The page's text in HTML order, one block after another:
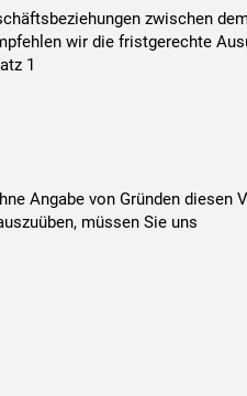
zwischen
wir die fristgerechte
1
Angabe von Gründen
müssen Sie uns